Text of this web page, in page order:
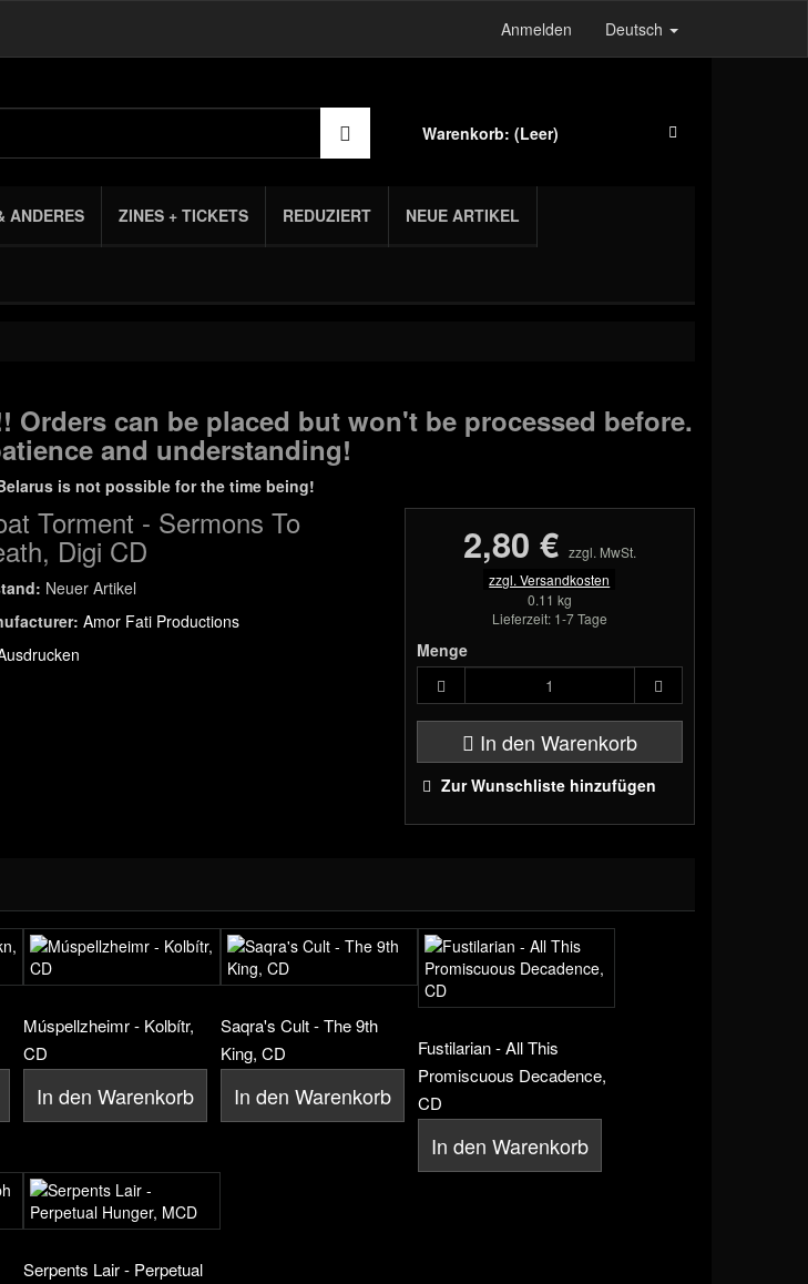
Anmelden Deutsch
Warenkorb: (Leer)
ANDERES ZINES + TICKETS REDUZIERT NEUE ARTIKEL
can be placed but won't be processed before.
and understanding!
is not possible for the time being!
Torment - Sermons To
Digi CD
Neuer Artikel
Amor Fati Productions
2,80 € zzgl. MwSt.
zzgl. Versandkosten
0.11 kg
Lieferzeit: 1-7 Tage
Menge
In den Warenkorb
Zur Wunschliste hinzufügen
Múspellzheimr - Kolbítr,
CD
In den Warenkorb
Saqra's Cult - The 9th
King, CD
In den Warenkorb
Fustilarian - All This
Promiscuous Decadence,
CD
In den Warenkorb
Serpents Lair - Perpetual